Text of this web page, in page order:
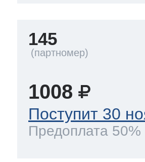
145
1008
Поступит 30
Предоплата 50%